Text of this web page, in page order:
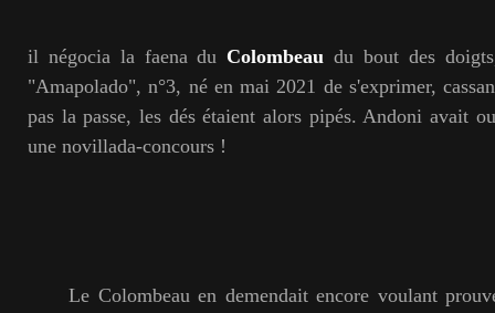
il négocia la faena du Colombeau du bout des
"Amapolado", n°3, né en mai 2021 de s'exprimer,
pas la passe, les dés étaient alors pipés. Andoni avait
une novillada-concours !
Le Colombeau en demendait encore voulant